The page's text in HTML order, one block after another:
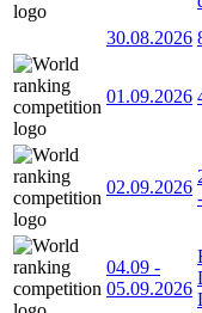
30.08.2026
01.09.2026
02.09.2026
04.09 -
05.09.2026